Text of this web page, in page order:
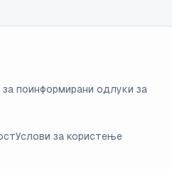
поинформирани одлуки за
Услови за користење